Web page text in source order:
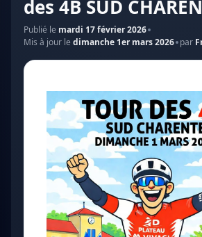
des 4B SUD
Publié le mardi 17 février 2026
Mis à jour le dimanche 1er mars 2026 par